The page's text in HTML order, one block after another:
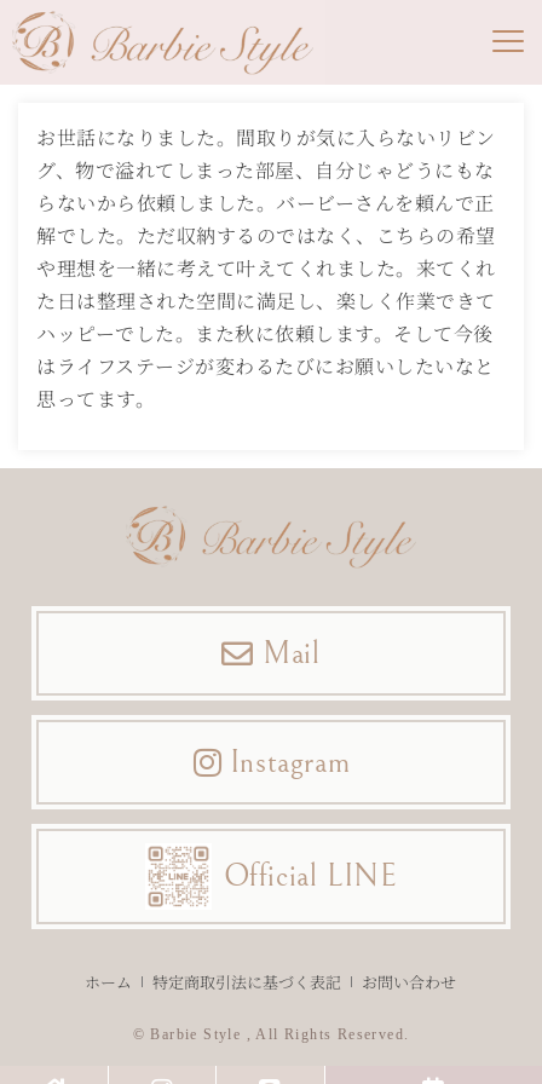
お世話になりました。間取りが気に入らないリビン
グ、物で溢れてしまった部屋、自分じゃどうにもな
らないから依頼しました。バービーさんを頼んで正
解でした。ただ収納するのではなく、こちらの希望
や理想を一緒に考えて叶えてくれました。来てくれ
た日は整理された空間に満足し、楽しく作業できて
ハッピーでした。また秋に依頼します。そして今後
はライフステージが変わるたびにお願いしたいなと
思ってます。
Mail
Instagram
Official LINE
ホーム 特定商取引法に基づく表記 お問い合わせ
© Barbie Style , All Rights Reserved.